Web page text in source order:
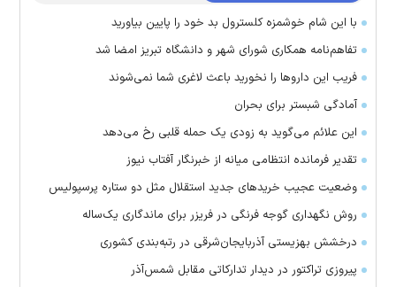
با این شام خوشمزه کلسترول بد خود را پایین بیاورید
تفاهم‌نامه همکاری شورای شهر و دانشگاه تبریز امضا شد
فریب این دارو‌ها را نخورید باعث لاغری شما نمی‌شوند
آمادگی شبستر برای بحران
این علائم می‌گوید به زودی یک حمله قلبی رخ می‌دهد
تقدیر فرمانده انتظامی میانه از خبرنگار آفتاب نیوز
وضعیت عجیب خرید‌های جدید استقلال مثل دو ستاره پرسپولیس
روش نگهداری گوجه فرنگی در فریزر برای ماندگاری یک‌ساله
درخشش بهزیستی آذربایجان‌شرقی در رتبه‌بندی کشوری
پیروزی تراکتور در دیدار تدارکاتی مقابل شمس‌آذر